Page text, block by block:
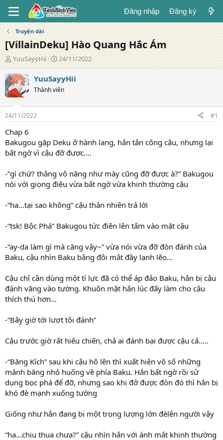
Đăng nhập Đăng ký
Truyện dài
[VillainDeku] Hào Quang Hắc Ám
T
á
c
g
i
ả
YuuSayyHii
N
g
à
y
đ
g
24/11/2022
YuuSayyHii
Thành viên
24/11/2022 #1
Chap 6
Bakugou gặp Deku ở hành lang, hắn tân công cậu, nhưng lại
bất ngờ vì cậu đỡ được….
-“gì chứ? thằng vô năng như mày cũng đỡ được à?” Bakugou
nói với giọng điệu vừa bất ngờ vừa khinh thường cậu
-“ha…tại sao không” cậu thản nhiên trả lời
-“tsk! Bộc Phá” Bakugou tức điên lên tấm vào mặt cậu
-“ay-da làm gì mà căng vậy~” vừa nói vừa đỡ đòn đánh của
Baku, cậu nhìn Baku bằng đôi mắt đầy lạnh lẽo…
Cậu chỉ cần dùng một tí lực đã có thể áp đảo Baku, hắn bị cậu
đánh văng vào tường. Khuôn mặt hắn lúc đấy làm cho cậu
thích thú hơn…
-“Bây giờ tới lượt tôi đánh”
Cậu trước giờ rất hiếu chiến, chả ai đánh bại được cậu cả…..
-“Băng Kích” sau khi cậu hô lên thì xuất hiện vô số những
mảnh băng nhỏ huống về phía Baku. Hắn bất ngờ rồi sử
dụng bọc phá để đỡ, nhưng sao khi đở được đòn đó thì hắn bị
khó đè mạnh xuống tường
Giống như hắn đang bị một trọng lượng lớn đèlên người vậy
“ha…chịu thua chưa?” cậu nhìn hắn với ánh mắt khinh thường